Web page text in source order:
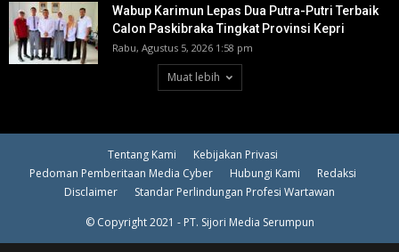
Wabup Karimun Lepas Dua Putra-Putri Terbaik
Calon Paskibraka Tingkat Provinsi Kepri
Rabu, Agustus 5, 2026 1:58 pm
Muat lebih
Tentang Kami
Kebijakan Privasi
Pedoman Pemberitaan Media Cyber
Hubungi Kami
Redaksi
Disclaimer
Standar Perlindungan Profesi Wartawan
© Copyright 2021 - PT. Sijori Media Serumpun